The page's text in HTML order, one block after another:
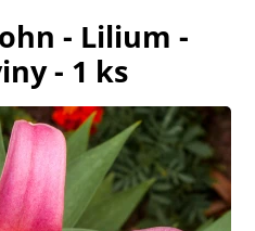
- Lilium -
- 1 ks